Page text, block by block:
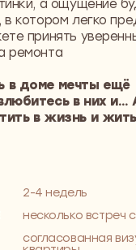
в ЖК Титул,
и уюта семейной
129 м²